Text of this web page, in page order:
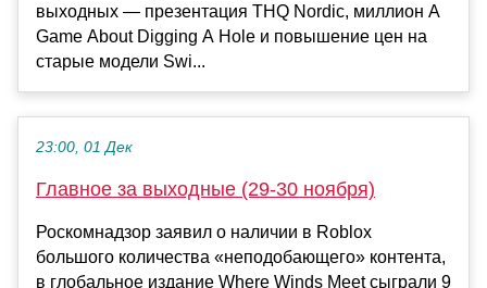
выходных — презентация THQ Nordic, миллион A
Game About Digging A Hole и повышение цен на
старые модели Swi...
23:00, 01 Дек
Главное за выходные (29-30 ноября)
Роскомнадзор заявил о наличии в Roblox
большого количества «неподобающего» контента,
в глобальное издание Where Winds Meet сыграли 9